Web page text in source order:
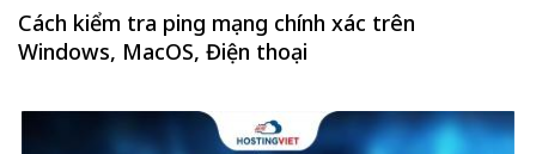
Cách kiểm tra ping mạng chính xác trên
Windows, MacOS, Điện thoại